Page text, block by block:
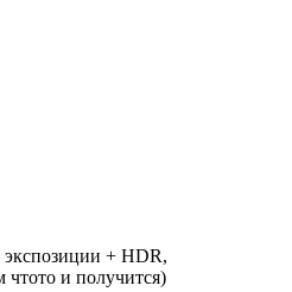
экспозиции + HDR,
и получится)